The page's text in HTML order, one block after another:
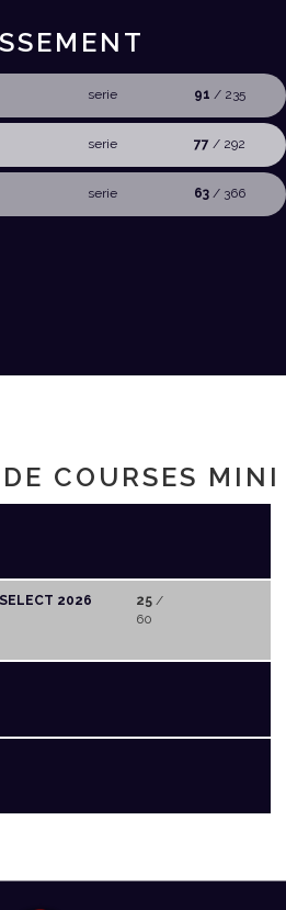
serie 91 / 235
serie 77 / 292
serie 63 / 366
COURSES MINI
2026
25/
60